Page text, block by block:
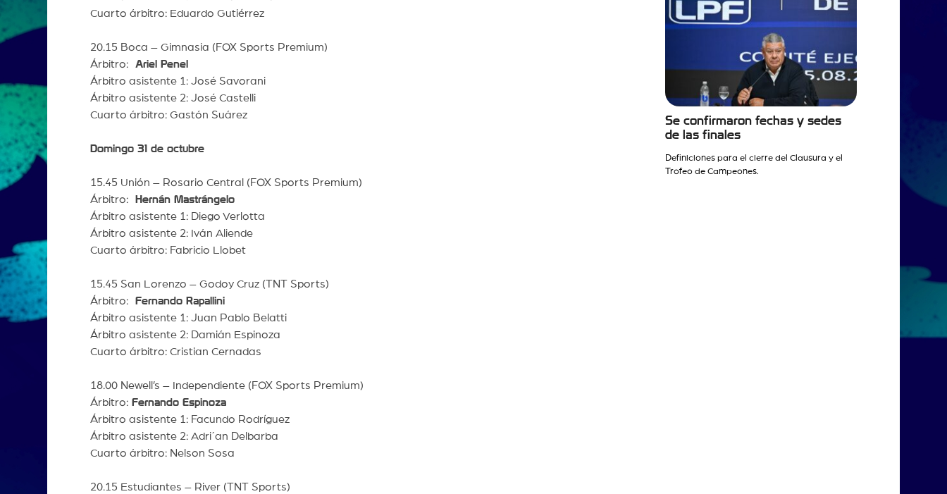
Cuarto árbitro: Eduardo Gutiérrez
20.15 Boca – Gimnasia (FOX Sports Premium)
Árbitro: Ariel Penel
Árbitro asistente 1: José Savorani
Árbitro asistente 2: José Castelli
Cuarto árbitro: Gastón Suárez
Domingo 31 de octubre
15.45 Unión – Rosario Central (FOX Sports Premium)
Árbitro:
Hernán Mastrángelo
Árbitro asistente 1: Diego Verlotta
Árbitro asistente 2: Iván Aliende
Cuarto árbitro: Fabricio Llobet
15.45 San Lorenzo – Godoy Cruz (TNT Sports)
Árbitro: Fernando Rapallini
Árbitro asistente 1: Juan Pablo Belatti
Árbitro asistente 2: Damián Espinoza
Cuarto árbitro: Cristian Cernadas
18.00 Newell’s – Independiente (FOX Sports Premium)
Árbitro:Fernando Espinoza
Árbitro asistente 1: Facundo Rodríguez
Árbitro asistente 2: Adri´an Delbarba
Cuarto árbitro: Nelson Sosa
20.15 Estudiantes – River (TNT Sports)
Se confirmaron fechas y sedes
de las finales
Definiciones para el cierre del Clausura y el
Trofeo de Campeones.